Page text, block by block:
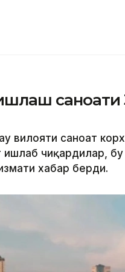
саноати
вилояти саноат
ишлаб чиқардилар,
хабар берди.